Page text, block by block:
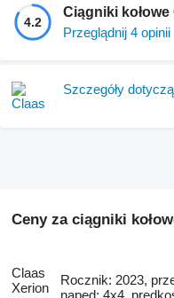
4.2
Ciągniki kołowe
Przeglądnij 4 opinii
Szczegóły
Ceny za ciągniki
Claas
Xerion
Rocznik: 2023,
napęd: 4x4,